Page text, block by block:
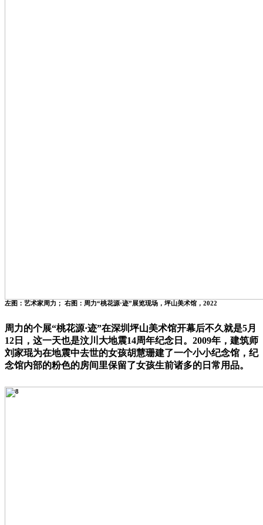
左图：艺术家周力； 右图：周力“桃花源·迹”展览现场，坪山美术馆，2022
周力的个展“桃花源·迹”在深圳坪山美术馆开幕后不久就是5月
12日，这一天也是汶川大地震14周年纪念日。2009年，建筑师
刘家琨为在地震中去世的女孩胡慧珊建了一个小小纪念馆，纪
念馆内部的粉色的房间里保留了女孩生前诸多的日常用品。